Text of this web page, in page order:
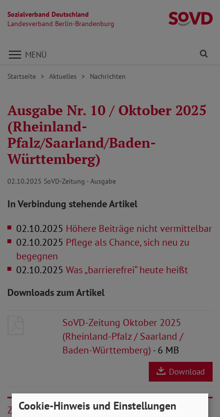
Sozialverband Deutschland
Landesverband Berlin-Brandenburg
Direkt zu den Inhalten springen
MENÜ
Startseite Aktuelles Nachrichten
Ausgabe Nr. 10 / Oktober 2025
(Rheinland-
Pfalz/Saarland/Baden-
Württemberg)
02.10.2025 SoVD-Zeitung - Ausgabe
In Verbindung stehende Artikel
02.10.2025 Höhere Beiträge nicht vermittelbar
02.10.2025 Pflege als Chance, sich neu zu
begegnen
02.10.2025 Was „barrierefrei“ heute heißt
Downloads zum Artikel
SoVD-Zeitung Oktober 2025
(Rheinland-Pfalz / Saarland /
Baden-Württemberg)- 6 MB
Download
Zurück
Cookie-Hinweis und Einstellungen